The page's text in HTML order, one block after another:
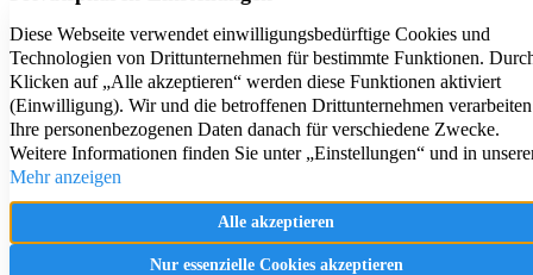
Dresden
Kiel
Wuppertal
Bremen
HomeCompany eG Ihre Agenturen für Wohnen auf Zeit